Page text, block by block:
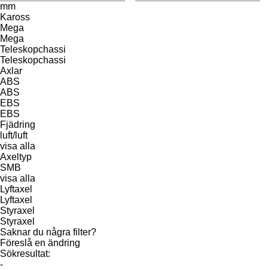
mm
Kaross
Mega
Mega
Teleskopchassi
Teleskopchassi
Axlar
ABS
ABS
EBS
EBS
Fjädring
luft/luft
visa alla
Axeltyp
SMB
visa alla
Lyftaxel
Lyftaxel
Styraxel
Styraxel
Saknar du några filter?
Föreslå en ändring
Sökresultat:
-